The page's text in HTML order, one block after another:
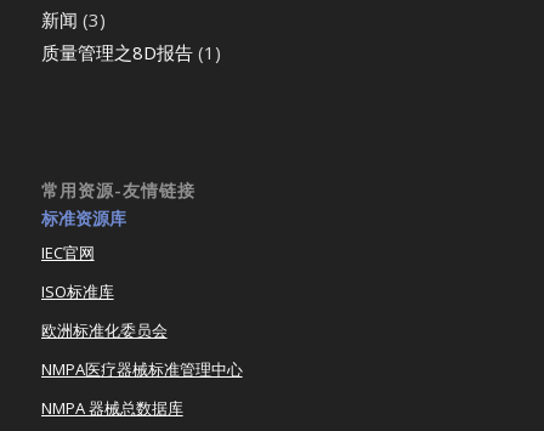
新闻 (3)
质量管理之8D报告(1)
常用资源-友情链接
标准资源库
IEC官网
ISO标准库
欧洲标准化委员会
NMPA医疗器械标准管理中心
NMPA 器械总数据库